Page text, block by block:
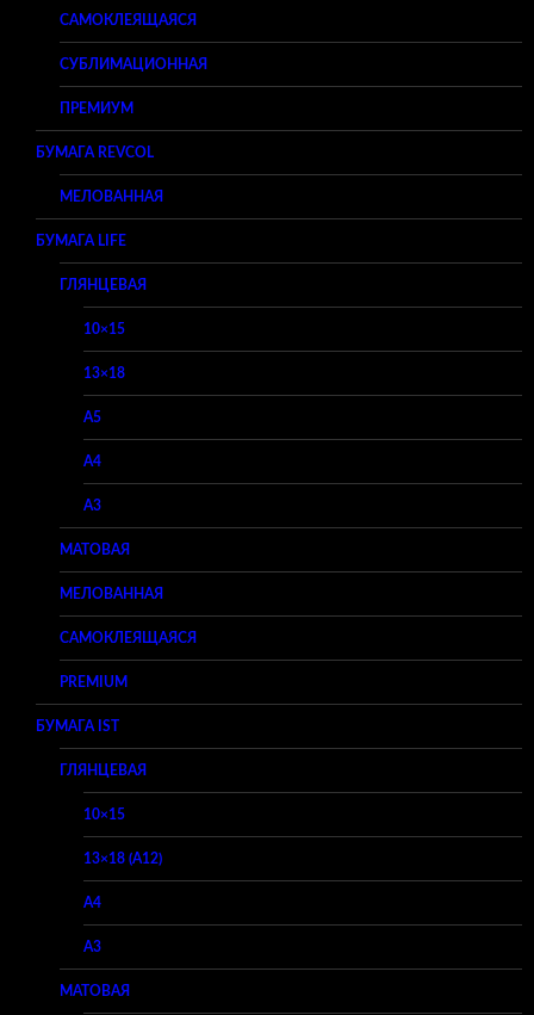
САМОКЛЕЯЩАЯСЯ
СУБЛИМАЦИОННАЯ
ПРЕМИУМ
БУМАГА REVCOL
МЕЛОВАННАЯ
БУМАГА LIFE
ГЛЯНЦЕВАЯ
10×15
13×18
A5
A4
A3
МАТОВАЯ
МЕЛОВАННАЯ
САМОКЛЕЯЩАЯСЯ
PREMIUM
БУМАГА IST
ГЛЯНЦЕВАЯ
10×15
13×18 (A12)
A4
A3
МАТОВАЯ